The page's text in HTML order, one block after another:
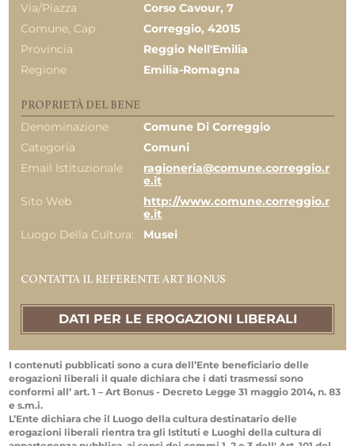
Via/Piazza
Corso Cavour, 7
Comune, Cap
Correggio, 42015
Provincia
Reggio Nell'Emilia
Regione
Emilia-Romagna
PROPRIETÀ DEL BENE
Denominazione
Comune Di Correggio
Categoria
Comuni
Email Istituzionale
ragioneria@comune.correggio.r
e.it
Sito Web
http://www.comune.correggio.r
e.it
Luogo Della Cultura:
Musei
CONTATTA IL REFERENTE ART BONUS
DATI PER LE EROGAZIONI LIBERALI
I contenuti pubblicati sono a cura dell’Ente beneficiario delle
erogazioni liberali il quale dichiara che i dati trasmessi sono
conformi all’ art. 1 – Art Bonus - Decreto Legge 31 maggio 2014, n. 83
e s.m.i.
L’Ente dichiara che il Luogo della cultura destinatario delle
erogazioni liberali rientra tra gli Istituti e Luoghi della cultura di